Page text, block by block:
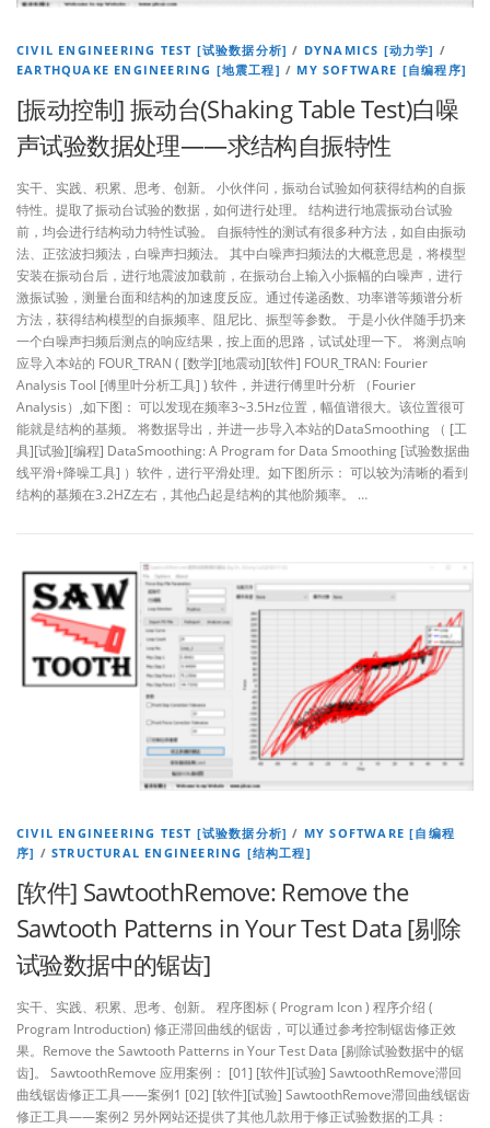
CIVIL ENGINEERING TEST [试验数据分析] / DYNAMICS [动力学] /
EARTHQUAKE ENGINEERING [地震工程] / MY SOFTWARE [自编程序]
[振动控制] 振动台(Shaking Table Test)白噪
声试验数据处理——求结构自振特性
实干、实践、积累、思考、创新。 小伙伴问，振动台试验如何获得结构的自振
特性。提取了振动台试验的数据，如何进行处理。 结构进行地震振动台试验
前，均会进行结构动力特性试验。 自振特性的测试有很多种方法，如自由振动
法、正弦波扫频法，白噪声扫频法。 其中白噪声扫频法的大概意思是，将模型
安装在振动台后，进行地震波加载前，在振动台上输入小振幅的白噪声，进行
激振试验，测量台面和结构的加速度反应。通过传递函数、功率谱等频谱分析
方法，获得结构模型的自振频率、阻尼比、振型等参数。 于是小伙伴随手扔来
一个白噪声扫频后测点的响应结果，按上面的思路，试试处理一下。 将测点响
应导入本站的 FOUR_TRAN ( [数学][地震动][软件] FOUR_TRAN: Fourier
Analysis Tool [傅里叶分析工具] ) 软件，并进行傅里叶分析 （Fourier
Analysis）,如下图： 可以发现在频率3~3.5Hz位置，幅值谱很大。该位置很可
能就是结构的基频。 将数据导出，并进一步导入本站的DataSmoothing （ [工
具][试验][编程] DataSmoothing: A Program for Data Smoothing [试验数据曲
线平滑+降噪工具] ）软件，进行平滑处理。如下图所示： 可以较为清晰的看到
结构的基频在3.2HZ左右，其他凸起是结构的其他阶频率。 …
CIVIL ENGINEERING TEST [试验数据分析] / MY SOFTWARE [自编程
序] /STRUCTURAL ENGINEERING [结构工程]
[软件] SawtoothRemove: Remove the
Sawtooth Patterns in Your Test Data [剔除
试验数据中的锯齿]
实干、实践、积累、思考、创新。 程序图标 ( Program Icon ) 程序介绍 (
Program Introduction) 修正滞回曲线的锯齿，可以通过参考控制锯齿修正效
果。Remove the Sawtooth Patterns in Your Test Data [剔除试验数据中的锯
齿]。 SawtoothRemove 应用案例： [01] [软件][试验] SawtoothRemove滞回
曲线锯齿修正工具——案例1 [02] [软件][试验] SawtoothRemove滞回曲线锯齿
修正工具——案例2 另外网站还提供了其他几款用于修正试验数据的工具：